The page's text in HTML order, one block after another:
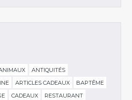
ANTIQUITÉS
ARTICLES CADEAUX
BAPTÊME
CADEAUX
RESTAURANT